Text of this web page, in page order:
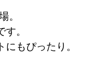
。
。
もぴったり。